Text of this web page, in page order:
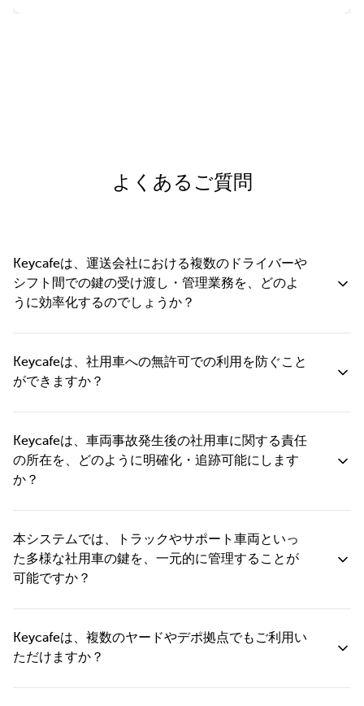
よくあるご質問
Keycafeは、運送会社における複数のドライバーや
シフト間での鍵の受け渡し・管理業務を、どのよ
うに効率化するのでしょうか？
を使って社用車の鍵を受け取り、業務終了後に返却します。 すべ
ての鍵の受け渡し履歴は、ドライバー識別情報と時刻とともに自
をリアルタイムで把握でき、予定時刻までに鍵が返却されない場
Keycafeは、社用車への無許可での利用を防ぐこと
ができますか？
バーに限定されます。 権限のない者による鍵の取り出しはシステ
ムが自動で拒否し、その試行はすべて記録されます。フリート管
理者には不正なアクセス試行が即座に通知されるため、すべての
す。
Keycafeは、車両事故発生後の社用車に関する責任
の所在を、どのように明確化・追跡可能にします
か？
Keycafeシステム内に正確なタイムスタンプと使用者情報とともに
記録されます。 万一、社用車でトラブルが発生した場合でも、社
用車の管理者はすぐに完全なアクセス履歴を検索し、誰がいつ、
請求やコンプライアンス報告、そして社内調査において、強力な
本システムでは、トラックやサポート車両といっ
た多様な社用車の鍵を、一元的に管理することが
可能ですか？
バン、トレーラーの鍵など、あらゆる種類の物理鍵を同一システ
ム内で一元管理することが可能です。車両タイプごとに詳細なア
を利用できます。
Keycafeは、複数のヤードやデポ拠点でもご利用い
ただけますか？